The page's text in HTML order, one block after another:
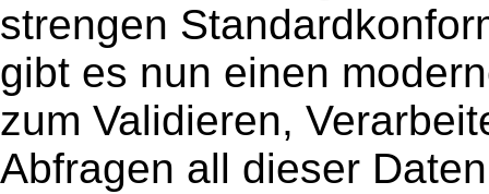
strengen
gibt es nun einen
zum Validieren,
Abfragen all dieser